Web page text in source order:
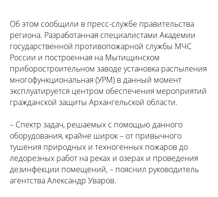
Об этом сообщили в пресс-службе правительства
региона. Разработанная специалистами Академии
государственной противопожарной службы МЧС
России и построенная на Мытищинском
приборостроительном заводе установка распыления
многофункциональная (УРМ) в данный момент
эксплуатируется центром обеспечения мероприятий
гражданской защиты Архангельской области.
– Спектр задач, решаемых с помощью данного
оборудования, крайне широк – от привычного
тушения природных и техногенных пожаров до
ледорезных работ на реках и озерах и проведения
дезинфекции помещений, – пояснил руководитель
агентства Александр Уваров.